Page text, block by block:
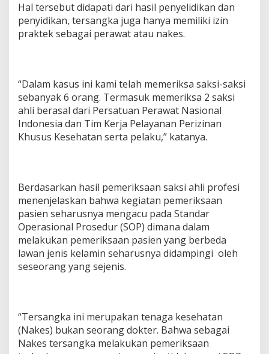
Hal tersebut didapati dari hasil penyelidikan dan
penyidikan, tersangka juga hanya memiliki izin
praktek sebagai perawat atau nakes.
“Dalam kasus ini kami telah memeriksa saksi-saksi
sebanyak 6 orang. Termasuk memeriksa 2 saksi
ahli berasal dari Persatuan Perawat Nasional
Indonesia dan Tim Kerja Pelayanan Perizinan
Khusus Kesehatan serta pelaku,” katanya.
Berdasarkan hasil pemeriksaan saksi ahli profesi
menenjelaskan bahwa kegiatan pemeriksaan
pasien seharusnya mengacu pada Standar
Operasional Prosedur (SOP) dimana dalam
melakukan pemeriksaan pasien yang berbeda
lawan jenis kelamin seharusnya didampingi oleh
seseorang yang sejenis.
“Tersangka ini merupakan tenaga kesehatan
(Nakes) bukan seorang dokter. Bahwa sebagai
Nakes tersangka melakukan pemeriksaan